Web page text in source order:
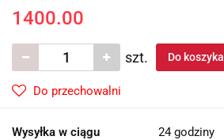
1400.00
szt. Do koszyka
Do przechowalni
Wysyłka w ciągu 24 godziny